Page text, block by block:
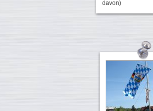
davon)